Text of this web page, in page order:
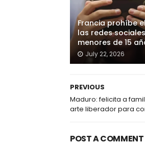
Francia prohíbe
las redes
menores de 15
July 22, 2026
PREVIOUS
Maduro: felicita a
arte liberador para
POST A COMMENT